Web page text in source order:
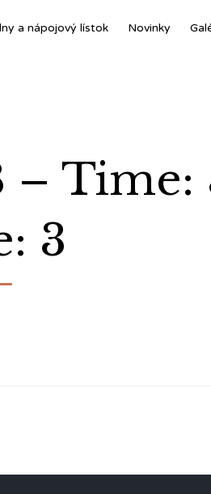
a nápojový lístok Novinky
–
3